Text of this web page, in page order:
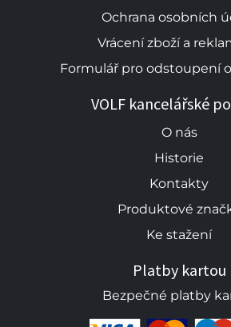
Ochrana osobních
Vrácení zboží a
Formulář pro odstoupení
VOLF kancelářské
O nás
Historie
Kontakty
Produktové
Ke stažení
Platby kartou
Bezpečné platby